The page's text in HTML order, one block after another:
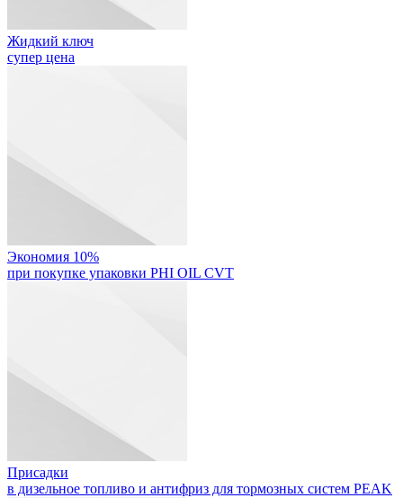
Жидкий ключ
супер цена
Экономия 10%
при покупке упаковки PHI OIL CVT
Присадки
в дизельное топливо и антифриз для тормозных систем PEAK